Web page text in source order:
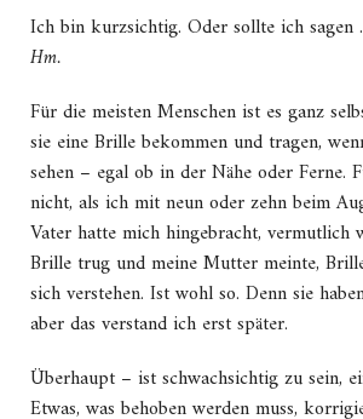
Ich bin kurzsichtig. Oder sollte ich
Hm.
Für die meisten Menschen ist es ganz
sie eine Brille bekommen und tragen,
sehen – egal ob in der Nähe oder Ferne.
nicht, als ich mit neun oder zehn beim
Vater hatte mich hingebracht, vermutlich
Brille trug und meine Mutter meinte,
sich verstehen. Ist wohl so. Denn sie
aber das verstand ich erst später.
Überhaupt – ist schwachsichtig zu sein,
Etwas, was behoben werden muss,